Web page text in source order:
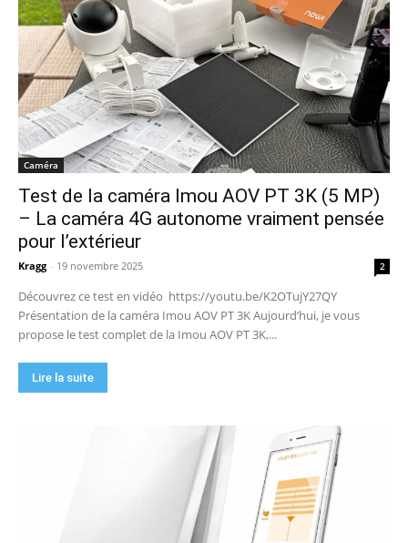
Caméra
Test de la caméra Imou AOV PT 3K (5 MP)
– La caméra 4G autonome vraiment pensée
pour l’extérieur
Kragg - 19 novembre 2025 2
Découvrez ce test en vidéo https://youtu.be/K2OTujY27QY
Présentation de la caméra Imou AOV PT 3K Aujourd’hui, je vous
propose le test complet de la Imou AOV PT 3K,...
Lire la suite